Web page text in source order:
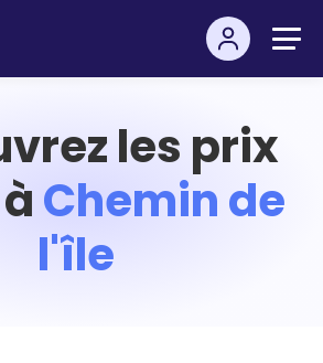
les prix
Chemin de
l'île